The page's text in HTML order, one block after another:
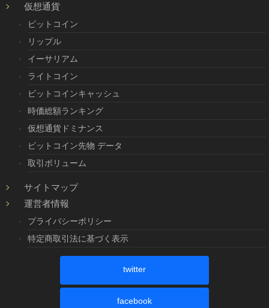
仮想通貨
ビットコイン
リップル
イーサリアム
ライトコイン
ビットコインキャッシュ
時価総額ランキング
仮想通貨ドミナンス
ビットコイン先物 データ
取引ボリューム
サイトマップ
運営者情報
プライバシーポリシー
特定商取引法に基づく表示
twitter
facebook